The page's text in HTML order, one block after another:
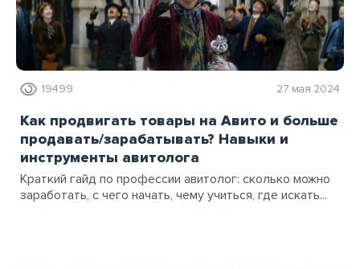
19499 27 мая 2024
Как продвигать товары на Авито и больше
продавать/зарабатывать? Навыки и
инструменты авитолога
Краткий гайд по профессии авитолог: сколько можно
заработать, с чего начать, чему учиться, где искать...